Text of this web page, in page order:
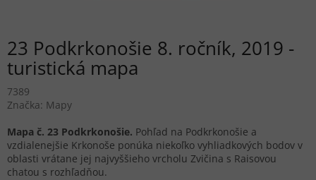
23 Podkrkonošie 8. ročník, 2019 -
turistická mapa
7389
Značka: Mapy
Mapa č. 23 Podkrkonošie. Pohľad na Podkrkonošie a
vzdialenejšie Krkonoše ponúka niekoľko vyhliadkových bodov v
oblasti vrátane jej najvyššieho vrcholu Zvičina s Raisovou
chatou s rozhľadňou.